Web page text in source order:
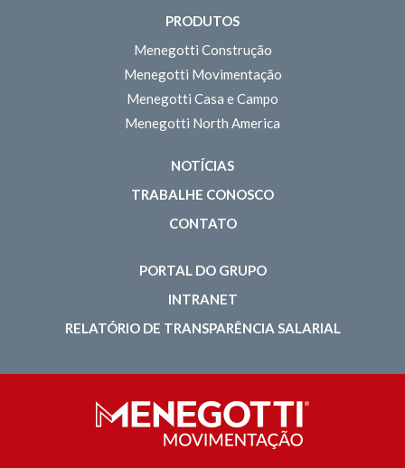
PRODUTOS
Menegotti Construção
Menegotti Movimentação
Menegotti Casa e Campo
Menegotti North America
NOTÍCIAS
TRABALHE CONOSCO
CONTATO
PORTAL DO GRUPO
INTRANET
RELATÓRIO DE TRANSPARÊNCIA SALARIAL